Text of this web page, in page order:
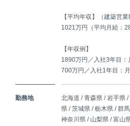
【平均年収】（建築営業
1021万円（平均月給：28
【年収例】
1890万円／入社3年目
700万円／入社1年目：
勤務地
北海道 / 青森県 / 岩手県
県 / 茨城県 / 栃木県 / 群
神奈川県 / 山梨県 / 富山